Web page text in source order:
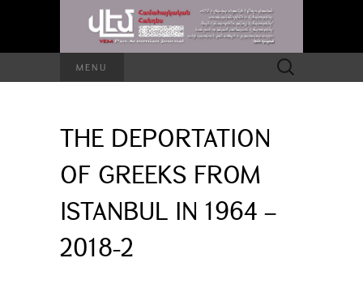
MENU
Search
for:
THE DEPORTATION
OF GREEKS FROM
ISTANBUL IN 1964 –
2018-2